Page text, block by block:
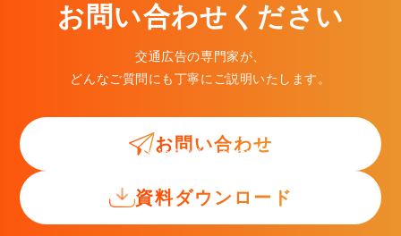
お問い合わせください
交通広告の専門家が、
どんなご質問にも丁寧にご説明いたします。
お問い合わせ
交通広告入門ガイド
資料ダウンロード